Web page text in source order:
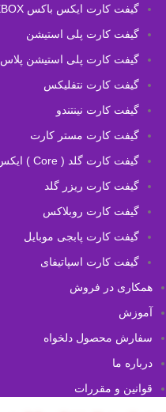
گیفت کارت ایکس باکس XBOX
گیفت کارت پلی استیشن
گیفت کارت پلی استیشن پلاس
گیفت کارت نتفلیکس
گیفت کارت نینتندو
گیفت کارت مستر کارت
گیفت کارت گلد ( Core ) ایکس باکس
گیفت کارت ریزر گلد
گیفت کارت روبلاکس
گیفت کارت پابجی موبایل
گیفت کارت اسپاتیفای
همکاری در فروش
آموزش
سفارش محصول دلخواه
درباره ما
قوانین و مقررات